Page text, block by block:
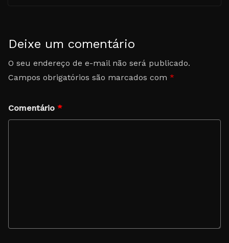
Deixe um comentário
O seu endereço de e-mail não será publicado.
Campos obrigatórios são marcados com *
Comentário *